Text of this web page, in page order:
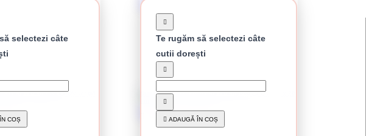
cap hexagonal EPDM metal
selectezi câte
COȘ
Surub autoforant rosu cap hexagonal EPDM 4.8 x 20
0.14 Lei / buc
Te rugăm să selectezi câte
cutii dorești
ADAUGĂ ÎN COȘ